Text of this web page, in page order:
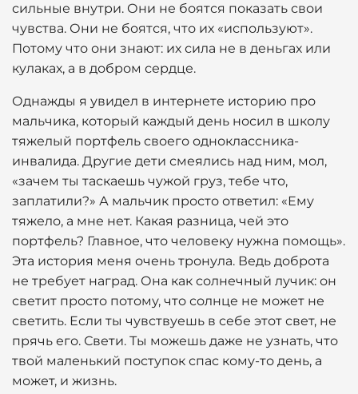
сильные внутри. Они не боятся показать свои
чувства. Они не боятся, что их «используют».
Потому что они знают: их сила не в деньгах или
кулаках, а в добром сердце.
Однажды я увидел в интернете историю про
мальчика, который каждый день носил в школу
тяжелый портфель своего одноклассника-
инвалида. Другие дети смеялись над ним, мол,
«зачем ты таскаешь чужой груз, тебе что,
заплатили?» А мальчик просто ответил: «Ему
тяжело, а мне нет. Какая разница, чей это
портфель? Главное, что человеку нужна помощь».
Эта история меня очень тронула. Ведь доброта
не требует наград. Она как солнечный лучик: он
светит просто потому, что солнце не может не
светить. Если ты чувствуешь в себе этот свет, не
прячь его. Свети. Ты можешь даже не узнать, что
твой маленький поступок спас кому-то день, а
может, и жизнь.